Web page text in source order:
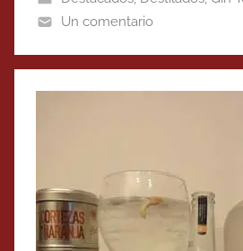
Un comentario